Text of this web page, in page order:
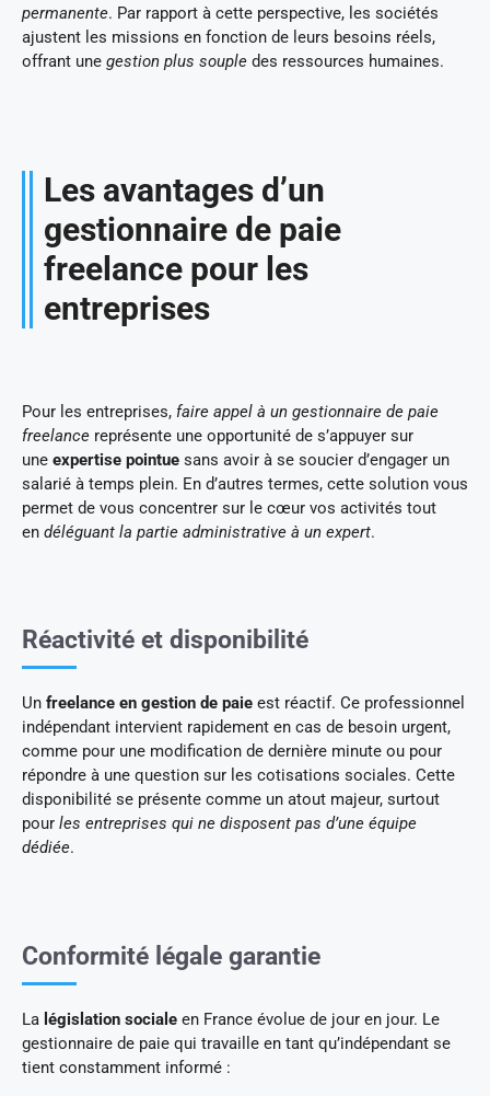
permanente. Par rapport à cette perspective, les sociétés
ajustent les missions en fonction de leurs besoins réels,
offrant une gestion plus souple des ressources humaines.
Les avantages d’un
gestionnaire de paie
freelance pour les
entreprises
Pour les entreprises, faire appel à un gestionnaire de paie
freelance représente une opportunité de s’appuyer sur
une expertise pointue sans avoir à se soucier d’engager un
salarié à temps plein. En d’autres termes, cette solution vous
permet de vous concentrer sur le cœur vos activités tout
en déléguant la partie administrative à un expert.
Réactivité et disponibilité
Un freelance en gestion de paie est réactif. Ce professionnel
indépendant intervient rapidement en cas de besoin urgent,
comme pour une modification de dernière minute ou pour
répondre à une question sur les cotisations sociales. Cette
disponibilité se présente comme un atout majeur, surtout
pour les entreprises qui ne disposent pas d’une équipe
dédiée.
Conformité légale garantie
La législation sociale en France évolue de jour en jour. Le
gestionnaire de paie qui travaille en tant qu’indépendant se
tient constamment informé :